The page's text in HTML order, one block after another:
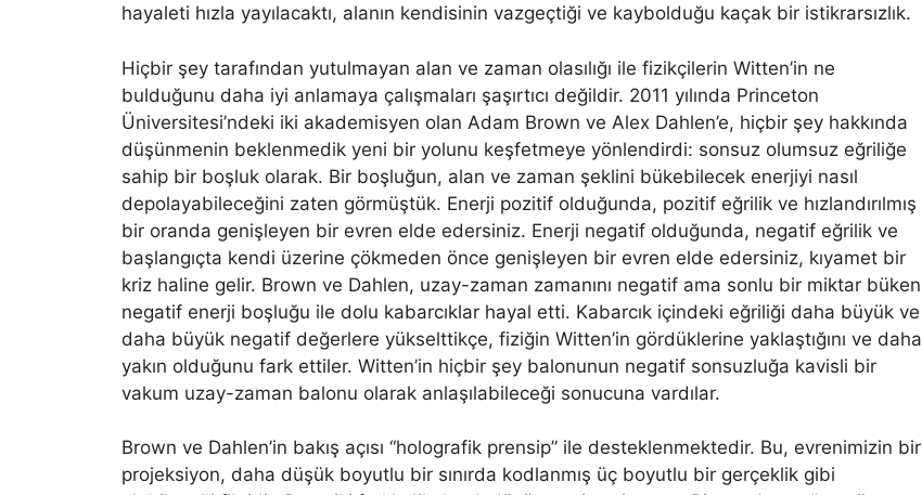
hayaleti hızla yayılacaktı, alanın kendisinin vazgeçtiği ve kaybolduğu kaçak bir istikrarsızlık.
Hiçbir şey tarafından yutulmayan alan ve zaman olasılığı ile fizikçilerin Witten’in ne
bulduğunu daha iyi anlamaya çalışmaları şaşırtıcı değildir. 2011 yılında Princeton
Üniversitesi’ndeki iki akademisyen olan Adam Brown ve Alex Dahlen’e, hiçbir şey hakkında
düşünmenin beklenmedik yeni bir yolunu keşfetmeye yönlendirdi: sonsuz olumsuz eğriliğe
sahip bir boşluk olarak. Bir boşluğun, alan ve zaman şeklini bükebilecek enerjiyi nasıl
depolayabileceğini zaten görmüştük. Enerji pozitif olduğunda, pozitif eğrilik ve hızlandırılmış
bir oranda genişleyen bir evren elde edersiniz. Enerji negatif olduğunda, negatif eğrilik ve
başlangıçta kendi üzerine çökmeden önce genişleyen bir evren elde edersiniz, kıyamet bir
kriz haline gelir. Brown ve Dahlen, uzay-zaman zamanını negatif ama sonlu bir miktar büken
negatif enerji boşluğu ile dolu kabarcıklar hayal etti. Kabarcık içindeki eğriliği daha büyük ve
daha büyük negatif değerlere yükselttikçe, fiziğin Witten’in gördüklerine yaklaştığını ve daha
yakın olduğunu fark ettiler. Witten’in hiçbir şey balonunun negatif sonsuzluğa kavisli bir
vakum uzay-zaman balonu olarak anlaşılabileceği sonucuna vardılar.
Brown ve Dahlen’in bakış açısı “holografik prensip” ile desteklenmektedir. Bu, evrenimizin bir
projeksiyon, daha düşük boyutlu bir sınırda kodlanmış üç boyutlu bir gerçeklik gibi